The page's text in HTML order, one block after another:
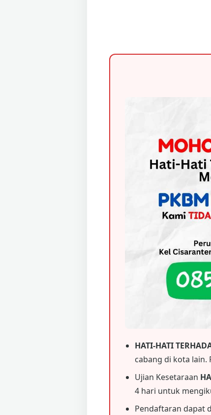
HATI-HATI
cabang di kota
Ujian Kesetaraan
4 hari untuk
Pendaftaran dapat